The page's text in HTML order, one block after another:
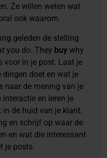
Ze willen weten wat
ook waarom.
geleden de stelling
you do. They buy why
voor in je post. Laat je
dingen doet en wat je
naar de mening van je
en leren je
de huid van je klant.
en schrijf op waar de
en wat die interessant
je posts.